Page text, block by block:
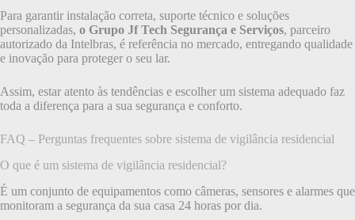
Para garantir instalação correta, suporte técnico e soluções
personalizadas, o Grupo Jf Tech Segurança e Serviços, parceiro
autorizado da Intelbras, é referência no mercado, entregando qualidade
e inovação para proteger o seu lar.
Assim, estar atento às tendências e escolher um sistema adequado faz
toda a diferença para a sua segurança e conforto.
FAQ – Perguntas frequentes sobre sistema de vigilância residencial
O que é um sistema de vigilância residencial?
É um conjunto de equipamentos como câmeras, sensores e alarmes que
monitoram a segurança da sua casa 24 horas por dia.